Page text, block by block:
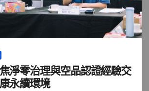
淨零治理與空品認證經驗交
永續環境